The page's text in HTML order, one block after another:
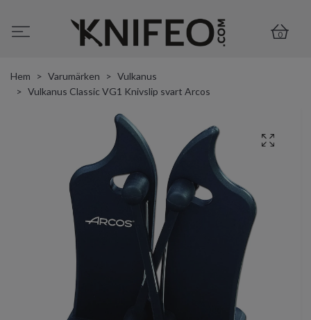
0
Hem Varumärken
Vulkanus
Vulkanus Classic VG1 Knivslip svart Arcos